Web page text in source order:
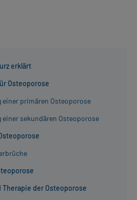
erklärt
Osteoporose
einer primären Osteoporose
einer sekundären Osteoporose
Therapie der Osteoporose